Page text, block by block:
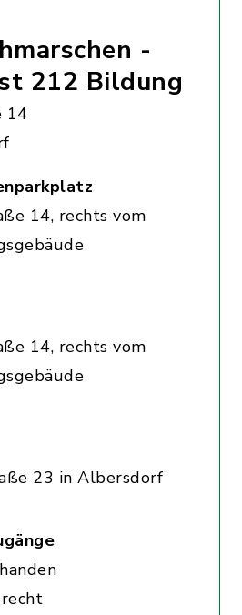
-
212 Bildung
14
14, rechts vom
14, rechts vom
23 in Albersdorf